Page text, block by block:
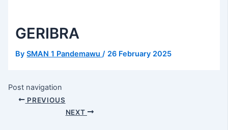
GERIBRA
BySMAN 1 Pandemawu / 26 February 2025
Post navigation
PREVIOUS
NEXT